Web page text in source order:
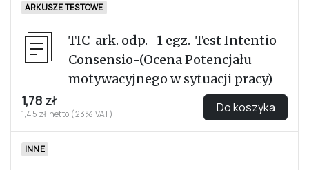
ARKUSZE TESTOWE
TIC-ark. odp.- 1 egz.-Test Intentio
Consensio-(Ocena Potencjału
motywacyjnego w sytuacji pracy)
1,78 zł
1,45 zł netto (23% VAT) Do koszyka
INNE